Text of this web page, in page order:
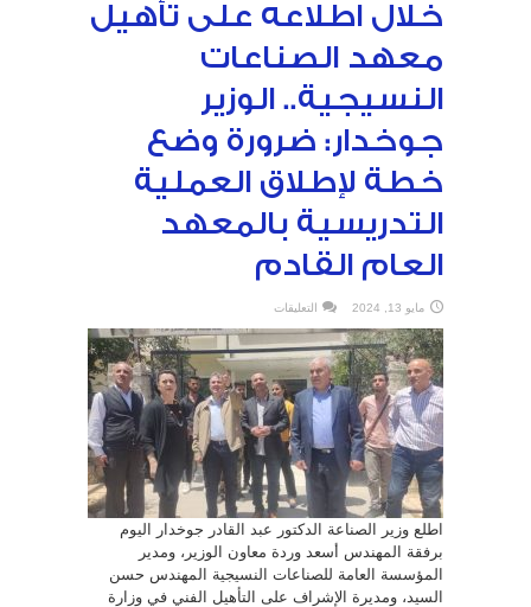
خلال اطلاعه على تأهيل
معهد الصناعات
النسيجية.. الوزير
جوخدار: ضرورة وضع
خطة لإطلاق العملية
التدريسية بالمعهد
العام القادم
مايو 13, 2024 التعليقات
اطلاعه
على
تأهيل
معهد
الصناعات
النسيجية..
الوزير
جوخدار:
ضرورة
وضع
خطة
لإطلاق
العملية
التدريسية
بالمعهد
العام
القادم
مغلقة
اطلع وزير الصناعة الدكتور عبد القادر جوخدار اليوم
برفقة المهندس أسعد وردة معاون الوزير، ومدير
المؤسسة العامة للصناعات النسيجية المهندس حسن
السيد، ومديرة الإشراف على التأهيل الفني في وزارة